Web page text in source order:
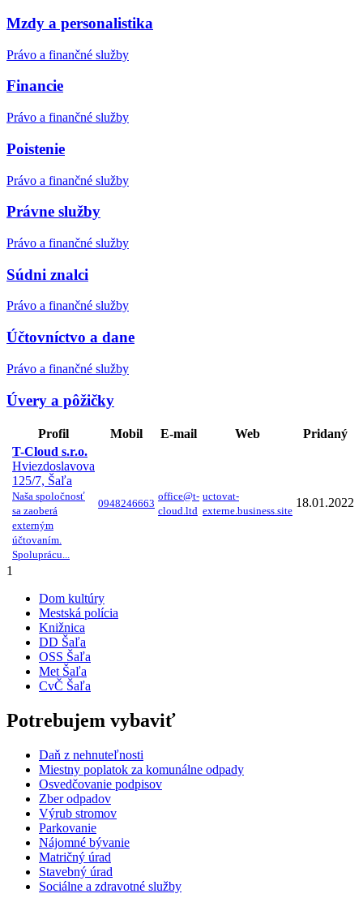
Mzdy a personalistika
Právo a finančné služby
Financie
Právo a finančné služby
Poistenie
Právo a finančné služby
Právne služby
Právo a finančné služby
Súdni znalci
Právo a finančné služby
Účtovníctvo a dane
Právo a finančné služby
Úvery a pôžičky
Profil Mobil E-mail Web
Pridaný
T-Cloud s.r.o.
Hviezdoslavova
125/7, Šaľa
Naša spoločnosť
sa zaoberá
externým
účtovaním.
Spoluprácu...
0948246663
office@t-
cloud.ltd
uctovat-
externe.business.site
18.01.2022
1
Dom kultúry
Mestská polícia
Knižnica
DD Šaľa
OSS Šaľa
Met Šaľa
CvČ Šaľa
Potrebujem vybaviť
Daň z nehnuteľnosti
Miestny poplatok za komunálne odpady
Osvedčovanie podpisov
Zber odpadov
Výrub stromov
Parkovanie
Nájomné bývanie
Matričný úrad
Stavebný úrad
Sociálne a zdravotné služby